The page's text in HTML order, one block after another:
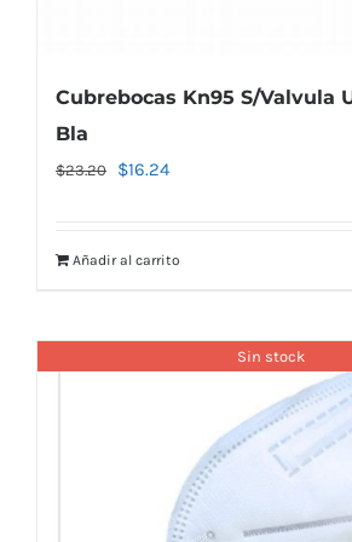
Cubrebocas Kn95 S/Valvula
Bla
$23.20
El
era:
$16.24El
es:
Añadir al carrito
Sin stock